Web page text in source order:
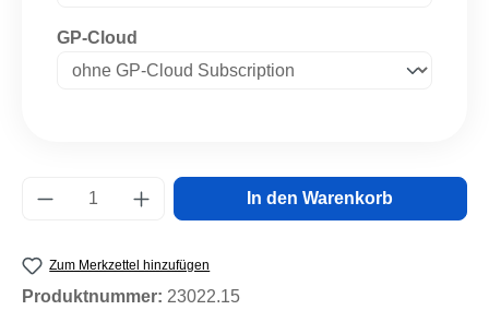
GP-Cloud
Produkt Anzahl: Gib den gewünschten
In den Warenkorb
Zum Merkzettel hinzufügen
Produktnummer: 23022.15